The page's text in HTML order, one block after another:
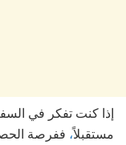
إذا كنت تفكر في
مستقبلاً، ففرصة